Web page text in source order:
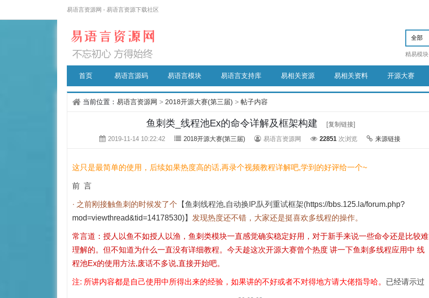
易语言资源网 - 易语言资源下载社区
精易模块
首页 易语言源码 易语言模块 易语言支持库 易相关资源 易相关资料 开源大赛
当前位置： 易语言资源网 > 2018开源大赛(第三届) > 帖子内容
鱼刺类_线程池Ex的命令详解及框架构建
[复制链接]
2019-11-14 10:22:42
2018开源大赛(第三届) 易语言资源网 22851 次浏览 来源链接
这只是最简单的使用，后续如果热度高的话,再录个视频教程详解吧,学到的好评给一个~
前 言
· 之前刚接触鱼刺的时候发了个 【鱼刺线程池,自动换IP,队列重试框架(https://bbs.125.la/forum.php?
mod=viewthread&tid=14178530)】 发现热度还不错，大家还是挺喜欢多线程的操作。
常言道：授人以鱼不如授人以渔，鱼刺类模块一直感觉确实稳定好用，对于新手来说一些命令还是比较难
理解的。但不知道为什么一直没有详细教程。 今天趁这次开源大赛曾个热度 讲一下鱼刺多线程应用中 线
程池Ex的使用方法,废话不多说,直接开始吧。
注: 所讲内容都是自己使用中所得出来的经验，如果讲的不好或者不对得地方请大佬指导哈。 已经请示过